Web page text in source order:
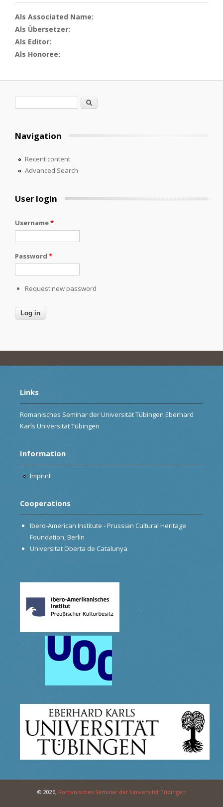
Als Associated Name:
Als Übersetzer:
Als Editor:
Als Honoree:
Search
Navigation
Recent content
Advanced Search
User login
Username*
Password *
Request new password
Links
Romanisches Seminar der Universität Tübingen Eberhard
Karls Universität Tübingen
Information
Imprint
Cooperations
Ibero-American Institute - Prussian Cultural Heritage
Foundation, Berlin
Universitat Oberta de Catalunya
© 2026, Romanisches Seminar der Universität Tübingen